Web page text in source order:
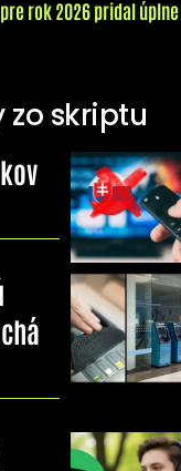
rok 2026 pridal úplne
zo skriptu